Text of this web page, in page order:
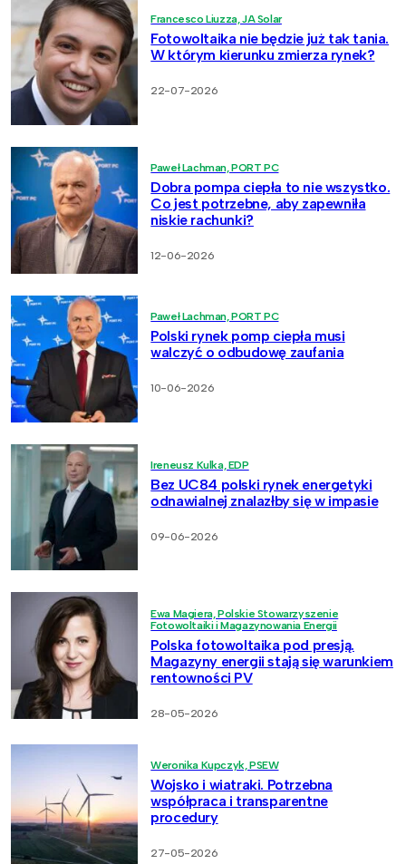
Francesco Liuzza, JA Solar
Fotowoltaika nie będzie już tak tania.
W którym kierunku zmierza rynek?
22-07-2026
Paweł Lachman, PORT PC
Dobra pompa ciepła to nie wszystko.
Co jest potrzebne, aby zapewniła
niskie rachunki?
12-06-2026
Paweł Lachman, PORT PC
Polski rynek pomp ciepła musi
walczyć o odbudowę zaufania
10-06-2026
Ireneusz Kulka, EDP
Bez UC84 polski rynek energetyki
odnawialnej znalazłby się w impasie
09-06-2026
Ewa Magiera, Polskie Stowarzyszenie
Fotowoltaiki i Magazynowania Energii
Polska fotowoltaika pod presją.
Magazyny energii stają się warunkiem
rentowności PV
28-05-2026
Weronika Kupczyk, PSEW
Wojsko i wiatraki. Potrzebna
współpraca i transparentne
procedury
27-05-2026